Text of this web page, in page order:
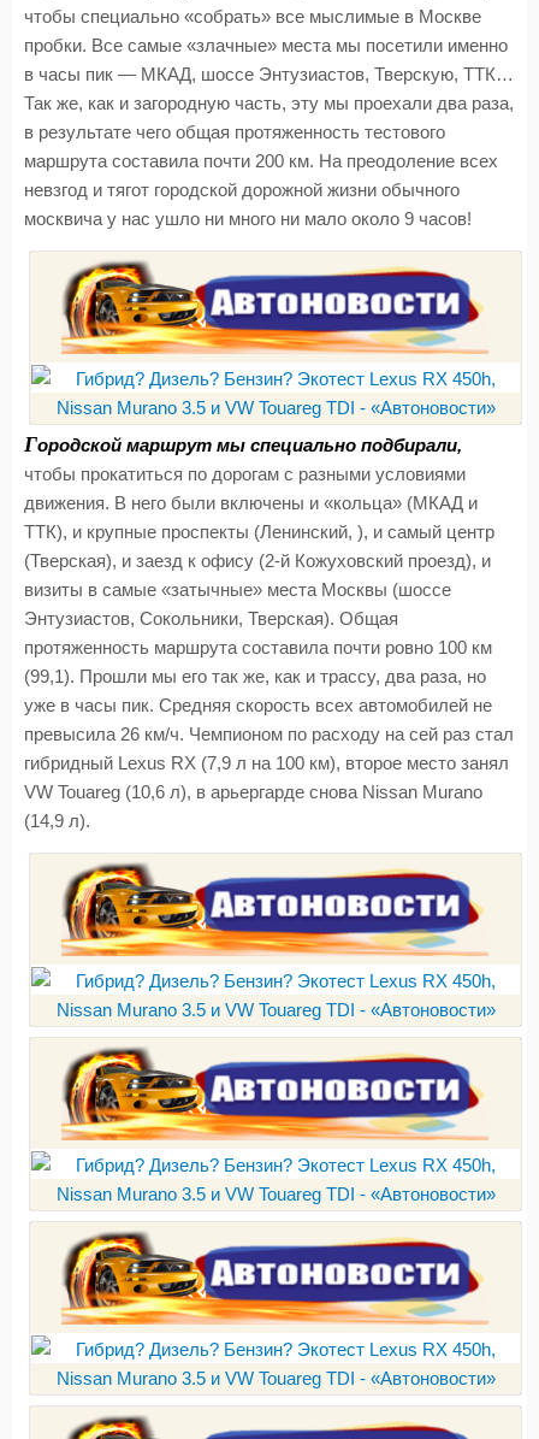
чтобы специально «собрать» все мыслимые в Москве
пробки. Все самые «злачные» места мы посетили именно
в часы пик — МКАД, шоссе Энтузиастов, Тверскую, ТТК…
Так же, как и загородную часть, эту мы проехали два раза,
в результате чего общая протяженность тестового
маршрута составила почти 200 км. На преодоление всех
невзгод и тягот городской дорожной жизни обычного
москвича у нас ушло ни много ни мало около 9 часов!
Городской маршрут мы специально подбирали,
чтобы прокатиться по дорогам с разными условиями
движения. В него были включены и «кольца» (МКАД и
ТТК), и крупные проспекты (Ленинский, ), и самый центр
(Тверская), и заезд к офису (2-й Кожуховский проезд), и
визиты в самые «затычные» места Москвы (шоссе
Энтузиастов, Сокольники, Тверская). Общая
протяженность маршрута составила почти ровно 100 км
(99,1). Прошли мы его так же, как и трассу, два раза, но
уже в часы пик. Средняя скорость всех автомобилей не
превысила 26 км/ч. Чемпионом по расходу на сей раз стал
гибридный Lexus RX (7,9 л на 100 км), второе место занял
VW Touareg (10,6 л), в арьергарде снова Nissan Murano
(14,9 л).